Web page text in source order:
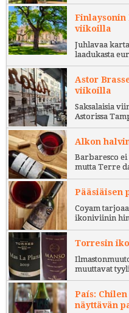
Finlaysonin
viikoilla
Juhlavaa
laadukasta
Astor
viikoilla
Saksalaisia
Astorissa
Alkon
Barbaresco
mutta Terre
Pääsiäisen
Coyam
ikoniviinin
Torresin
muuttavat
País:
näyttävän